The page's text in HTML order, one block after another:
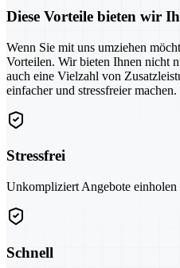
Diese Vorteile bieten wir
Wenn Sie mit uns umziehen
Vorteilen. Wir bieten Ihnen nicht
auch eine Vielzahl von
einfacher und stressfreier machen.
Stressfrei
Unkompliziert Angebote einholen
Schnell